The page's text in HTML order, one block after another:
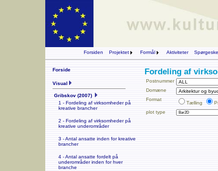
Forsiden Projektet Formål Aktiviteter
Fordeling af
Postnummer
Domæne
Format
Tælling
plot type
Forside
Visual
Gribskov (2007)
1 - Fordeling af virksomheder på
kreative brancher
2 - Fordeling af virksomheder på
kreative underområder
3 - Antal ansatte inden for kreative
brancher
4 - Antal ansatte fordelt på
underområder inden for hver
branche